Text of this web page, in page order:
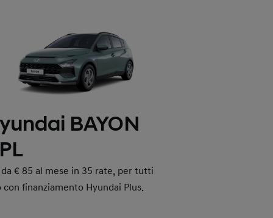
BAYON
da € 85 al mese in 35 rate, per tutti
con finanziamento Hyundai Plus.